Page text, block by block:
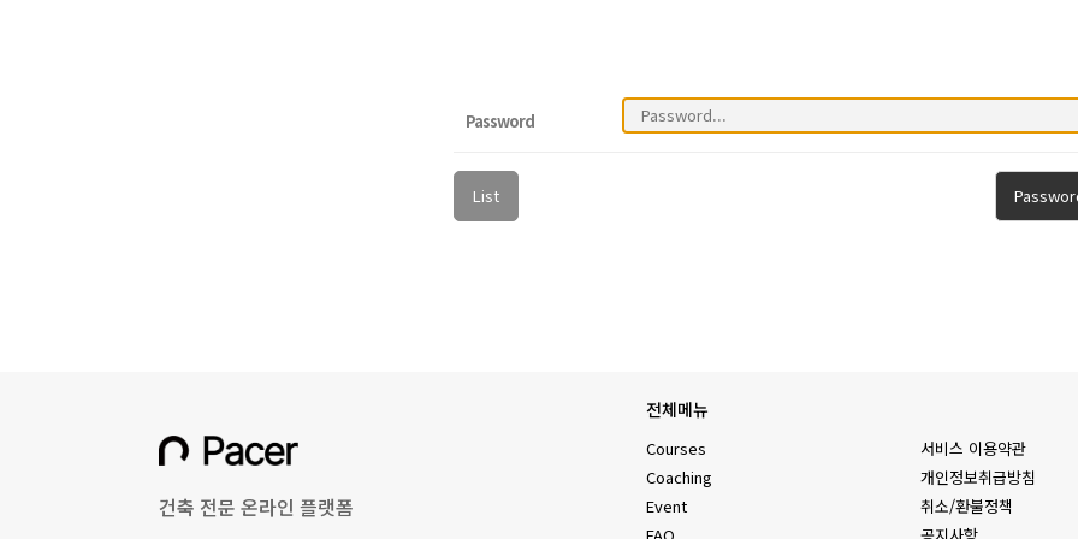
Password
List
건축 전문 온라인 플랫폼
전체메뉴
Courses
Coaching
Event
서비스 이용약관
개인정보취급방침
취소/환불정책